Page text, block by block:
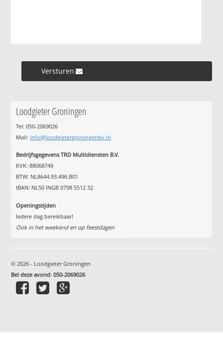
Versturen »
Loodgieter Groningen
Tel: 050-2069026
Mail: info@loodgietergroningenbv.nl
Bedrijfsgegevens TRD Multidiensten B.V.
KVK: 88068749
BTW: NL8644.93.496.B01
IBAN: NL50 INGB 0798 5512 32
Openingstijden
Iedere dag bereikbaar!
Ook in het weekend en op feestdagen
© 2026 - Loodgieter Groningen
Bel deze avond:050-2069026